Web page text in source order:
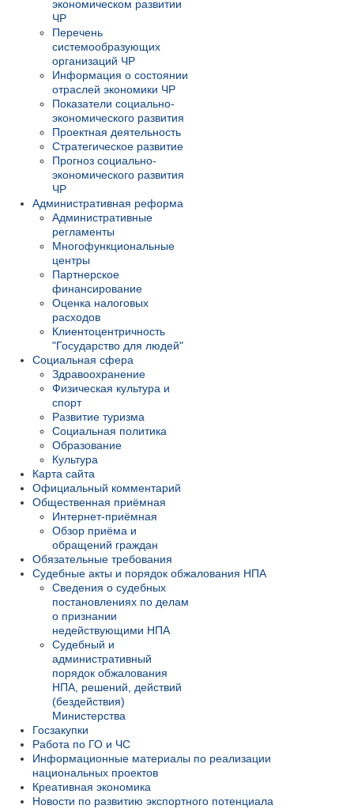
экономическом развитии
ЧР
Перечень
системообразующих
организаций ЧР
Информация о состоянии
отраслей экономики ЧР
Показатели социально-
экономического развития
Проектная деятельность
Стратегическое развитие
Прогноз социально-
экономического развития
ЧР
Административная реформа
Административные
регламенты
Многофункциональные
центры
Партнерское
финансирование
Оценка налоговых
расходов
Клиентоцентричность
"Государство для людей"
Социальная сфера
Здравоохранение
Физическая культура и
спорт
Развитие туризма
Социальная политика
Образование
Культура
Карта сайта
Официальный комментарий
Общественная приёмная
Интернет-приёмная
Обзор приёма и
обращений граждан
Обязательные требования
Судебные акты и порядок обжалования НПА
Сведения о судебных
постановлениях по делам
о признании
недействующими НПА
Судебный и
административный
порядок обжалования
НПА, решений, действий
(бездействия)
Министерства
Госзакупки
Работа по ГО и ЧС
Информационные материалы по реализации
национальных проектов
Креативная экономика
Новости по развитию экспортного потенциала